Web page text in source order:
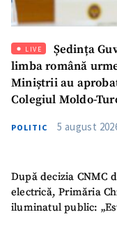
LIVE
Ședința
limba română
Miniștrii au
Colegiul Moldo-
POLITIC 5 august
După decizia CNMC
electrică, Primăria
iluminatul public: